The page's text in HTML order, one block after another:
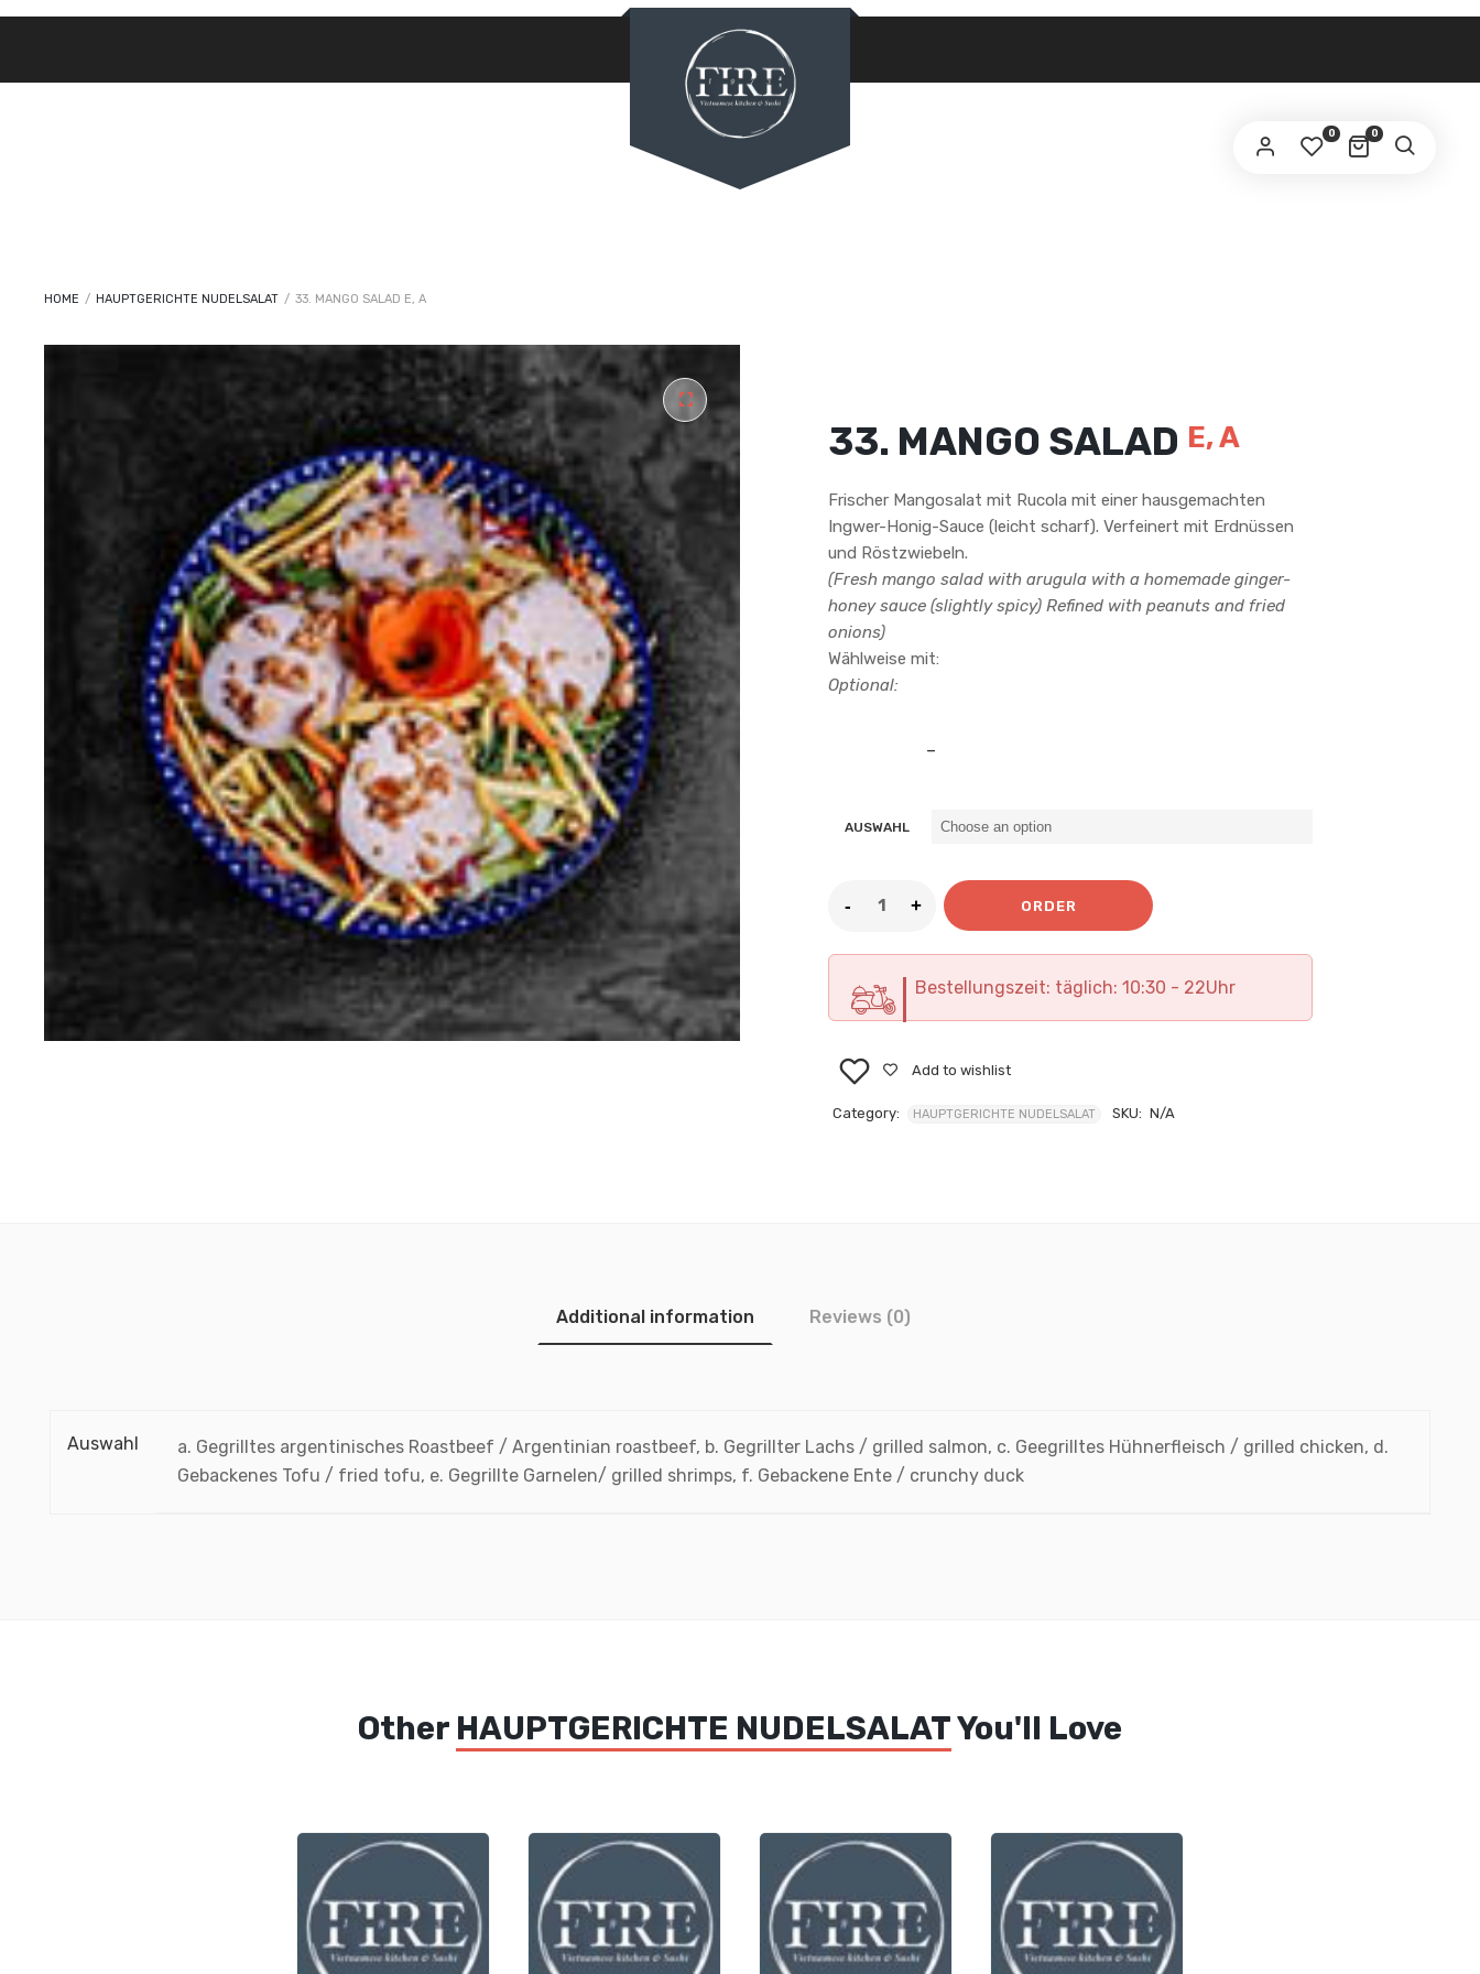
0
0
PASSWORD*
HOME / HAUPTGERICHTE NUDELSALAT / 33. MANGO SALAD E, A
33. MANGO SALAD E, A
Frischer Mangosalat mit Rucola mit einer hausgemachten
Ingwer-Honig-Sauce (leicht scharf). Verfeinert mit Erdnüssen
und Röstzwiebeln.
(Fresh mango salad with arugula with a homemade ginger-
honey sauce (slightly spicy) Refined with peanuts and fried
onions)
Wählweise mit:
Optional:
–
AUSWAHL
ORDER
Bestellungszeit: täglich: 10:30 - 22Uhr
Add to wishlist
Category: HAUPTGERICHTE NUDELSALAT SKU: N/A
Additional information Reviews (0)
Auswahl
a. Gegrilltes argentinisches Roastbeef / Argentinian roastbeef, b. Gegrillter Lachs / grilled salmon, c. Geegrilltes Hühnerfleisch / grilled chicken, d.
Gebackenes Tofu / fried tofu, e. Gegrillte Garnelen/ grilled shrimps, f. Gebackene Ente / crunchy duck
Other HAUPTGERICHTE NUDELSALATYou'll Love